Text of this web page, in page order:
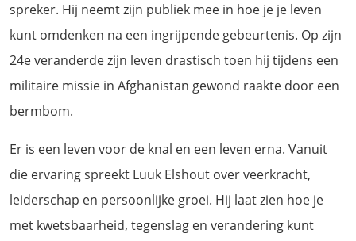
spreker. Hij neemt zijn publiek mee in hoe je je leven
kunt omdenken na een ingrijpende gebeurtenis. Op zijn
24e veranderde zijn leven drastisch toen hij tijdens een
militaire missie in Afghanistan gewond raakte door een
bermbom.
Er is een leven voor de knal en een leven erna. Vanuit
die ervaring spreekt Luuk Elshout over veerkracht,
leiderschap en persoonlijke groei. Hij laat zien hoe je
met kwetsbaarheid, tegenslag en verandering kunt